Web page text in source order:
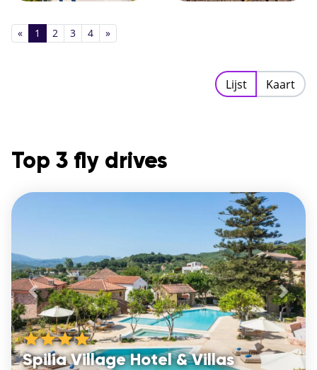
« 1 2 3 4 »
Lijst Kaart
Top 3 fly drives
Spilia Village Hotel & Villas
Vorige De